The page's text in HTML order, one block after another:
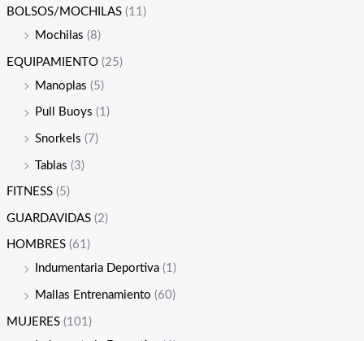
BOLSOS/MOCHILAS (11)
Mochilas (8)
EQUIPAMIENTO (25)
Manoplas (5)
Pull Buoys (1)
Snorkels (7)
Tablas (3)
FITNESS (5)
GUARDAVIDAS (2)
HOMBRES (61)
Indumentaria Deportiva (1)
Mallas Entrenamiento (60)
MUJERES (101)